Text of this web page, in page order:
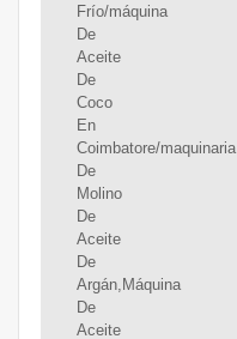
Frío/máquina
De
Aceite
De
Coco
En
Coimbatore/maquinaria
De
Molino
De
Aceite
De
Argán,Máquina
De
Aceite